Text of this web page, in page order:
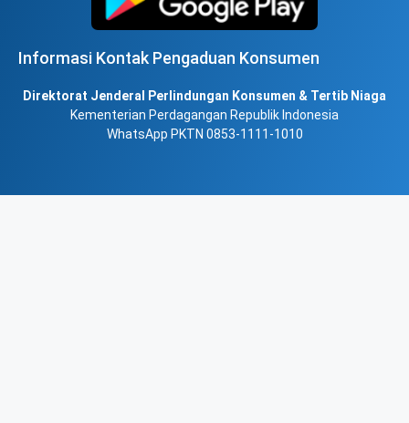
Informasi Kontak Pengaduan Konsumen
Direktorat Jenderal Perlindungan Konsumen & Tertib Niaga
Kementerian Perdagangan Republik Indonesia
WhatsApp PKTN 0853-1111-1010